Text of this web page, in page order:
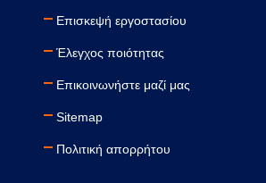
Επισκεψή εργοστασίου
Έλεγχος ποιότητας
Επικοινωνήστε μαζί μας
Sitemap
Πολιτική απορρήτου